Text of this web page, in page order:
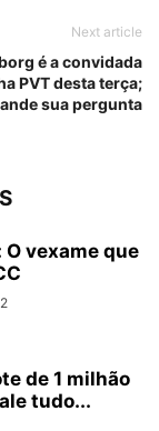
Next article
é a convidada
PVT desta terça;
sua pergunta
vexame que
de 1 milhão
tudo...